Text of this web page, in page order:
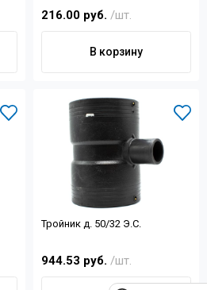
216.00 руб. /шт.
В корзину
Тройник д. 50/32 Э.С.
944.53 руб. /шт.